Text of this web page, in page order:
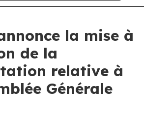
la mise à
de la
relative à
Générale